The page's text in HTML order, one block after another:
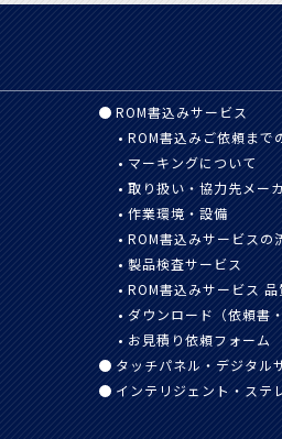
ROM書込みサービス
ROM書込みご依頼まで
マーキングについて
取り扱い・協力先メー
作業環境・設備
ROM書込みサービスの
製品検査サービス
ROM書込みサービス 品
ダウンロード（依頼書
お見積り依頼フォーム
タッチパネル・デジタル
インテリジェント・ステ